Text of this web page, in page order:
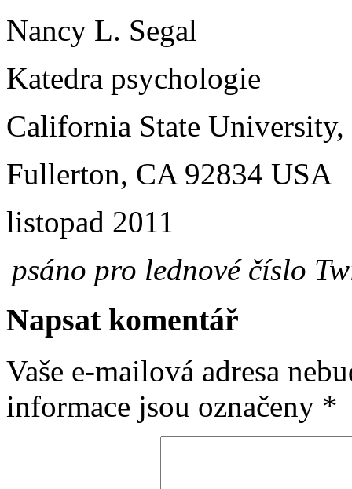
Nancy L. Segal
Katedra psychologie
California State
Fullerton, CA 92834 USA
listopad 2011
psáno pro lednové číslo
Napsat komentář
Vaše e-mailová adresa
informace jsou označeny *